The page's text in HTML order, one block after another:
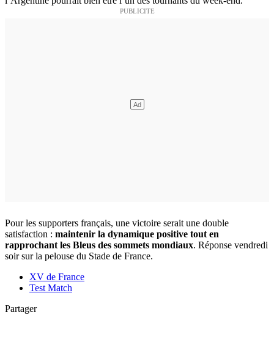
Pour les supporters français, une victoire serait une double
satisfaction : maintenir la dynamique positive tout en
rapprochant les Bleus des sommets mondiaux. Réponse vendredi
soir sur la pelouse du Stade de France.
XV de France
Test Match
Partager